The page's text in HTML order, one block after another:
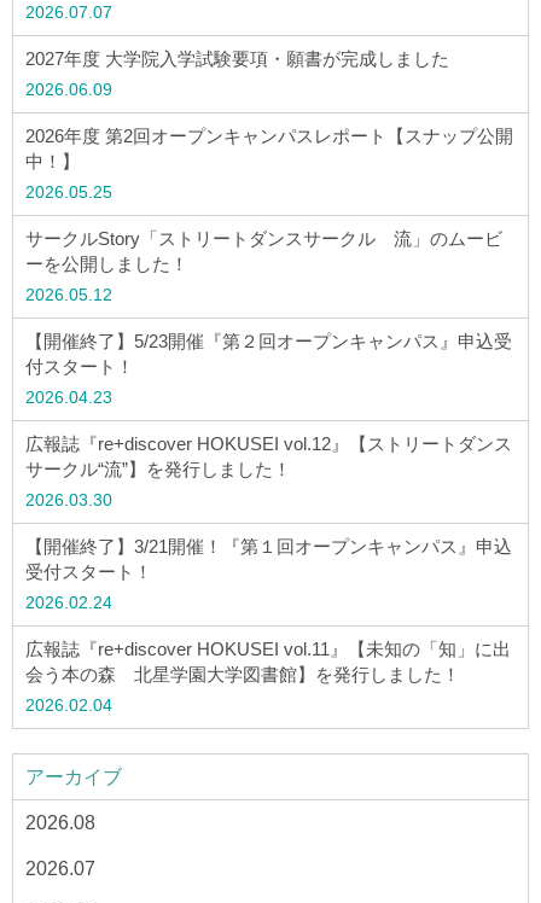
サイトマップ
© Copyright2026 Hokusei Gakuen University.
All rights reserved.
2026.07.07
2027年度 大学院入学試験要項・願書が完成しました
2026.06.09
2026年度 第2回オープンキャンパスレポート【スナップ公開
中！】
2026.05.25
サークルStory「ストリートダンスサークル 流」のムービ
ーを公開しました！
2026.05.12
【開催終了】5/23開催『第２回オープンキャンパス』申込受
付スタート！
2026.04.23
広報誌『re+discover HOKUSEI vol.12』【ストリートダンス
サークル“流”】を発行しました！
2026.03.30
【開催終了】3/21開催！『第１回オープンキャンパス』申込
受付スタート！
2026.02.24
広報誌『re+discover HOKUSEI vol.11』【未知の「知」に出
会う本の森 北星学園大学図書館】を発行しました！
2026.02.04
アーカイブ
2026.08
2026.07